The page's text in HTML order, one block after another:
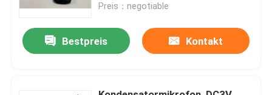
Preis：negotiable
Bestpreis Kontakt